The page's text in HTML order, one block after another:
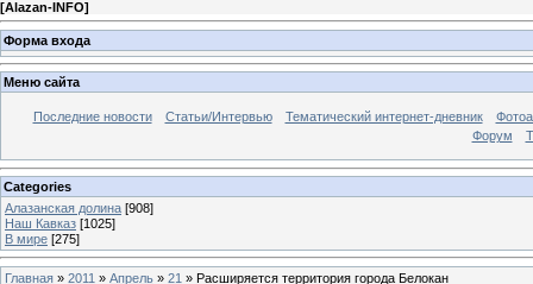
[Alazan-INFO]
Форма входа
Меню сайта
Последние новости Статьи/Интервью Тематический интернет-дневник
Форум
Categories
Алазанская долина [908]
Наш Кавказ [1025]
В мире [275]
Главная » 2011 » Апрель » 21 » Расширяется территория города Белокан